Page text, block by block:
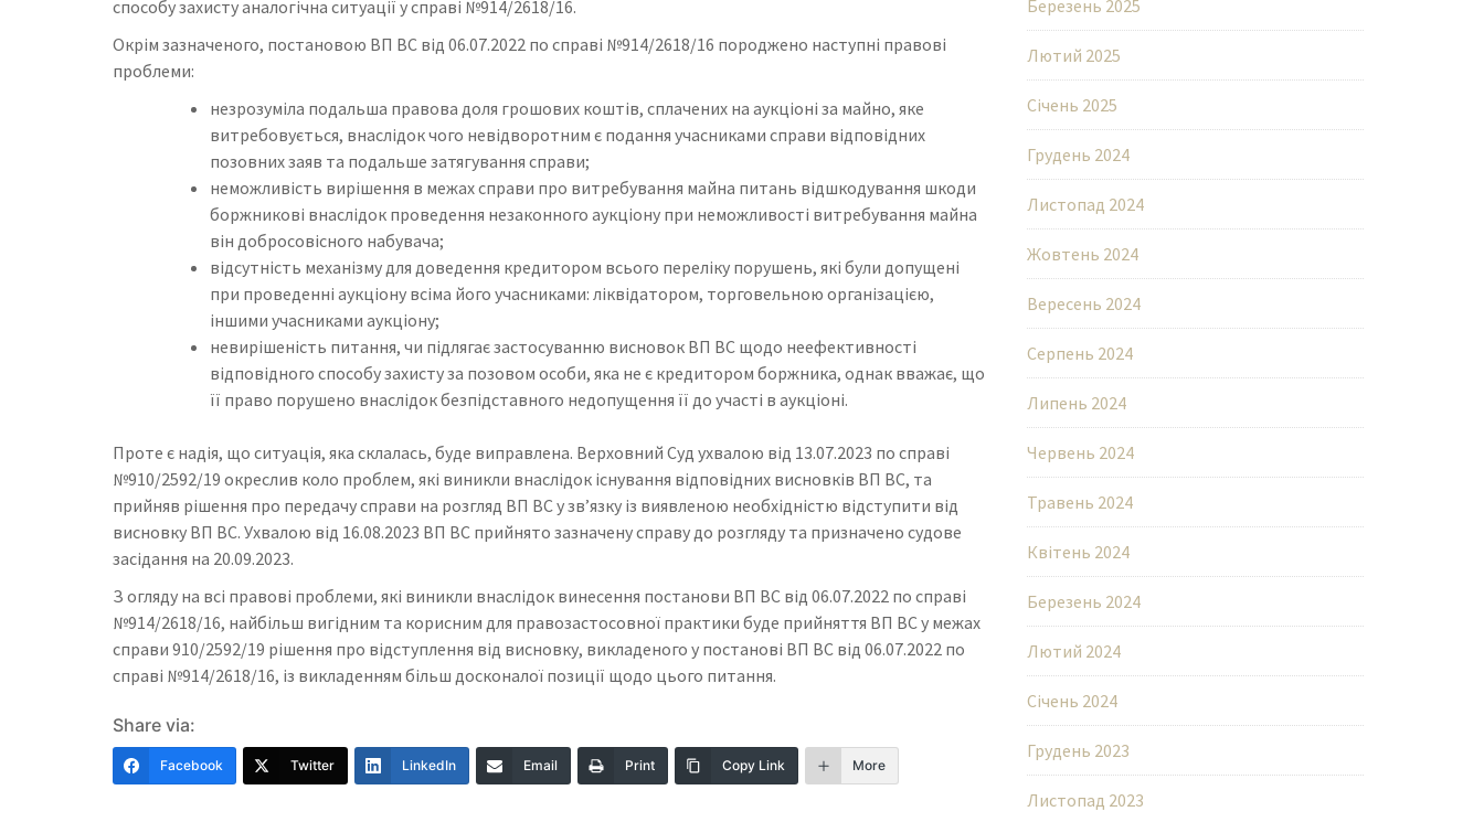
способу захисту аналогічна ситуації у справі №914/2618/16.
Окрім зазначеного, постановою ВП ВС від 06.07.2022 по справі №914/2618/16 породжено наступні правові
проблеми:
незрозуміла подальша правова доля грошових коштів, сплачених на аукціоні за майно, яке
витребовується, внаслідок чого невідворотним є подання учасниками справи відповідних
позовних заяв та подальше затягування справи;
неможливість вирішення в межах справи про витребування майна питань відшкодування шкоди
боржникові внаслідок проведення незаконного аукціону при неможливості витребування майна
він добросовісного набувача;
відсутність механізму для доведення кредитором всього переліку порушень, які були допущені
при проведенні аукціону всіма його учасниками: ліквідатором, торговельною організацією,
іншими учасниками аукціону;
невирішеність питання, чи підлягає застосуванню висновок ВП ВС щодо неефективності
відповідного способу захисту за позовом особи, яка не є кредитором боржника, однак вважає, що
її право порушено внаслідок безпідставного недопущення її до участі в аукціоні.
Проте є надія, що ситуація, яка склалась, буде виправлена. Верховний Суд ухвалою від 13.07.2023 по справі
№910/2592/19 окреслив коло проблем, які виникли внаслідок існування відповідних висновків ВП ВС, та
прийняв рішення про передачу справи на розгляд ВП ВС у зв’язку із виявленою необхідністю відступити від
висновку ВП ВС. Ухвалою від 16.08.2023 ВП ВС прийнято зазначену справу до розгляду та призначено судове
засідання на 20.09.2023.
З огляду на всі правові проблеми, які виникли внаслідок винесення постанови ВП ВС від 06.07.2022 по справі
№914/2618/16, найбільш вигідним та корисним для правозастосовної практики буде прийняття ВП ВС у межах
справи 910/2592/19 рішення про відступлення від висновку, викладеного у постанові ВП ВС від 06.07.2022 по
справі №914/2618/16, із викладенням більш досконалої позиції щодо цього питання.
Share via:
Facebook Twitter LinkedIn Email Print Copy Link More
Березень 2025
Лютий 2025
Січень 2025
Грудень 2024
Листопад 2024
Жовтень 2024
Вересень 2024
Серпень 2024
Липень 2024
Червень 2024
Травень 2024
Квітень 2024
Березень 2024
Лютий 2024
Січень 2024
Грудень 2023
Листопад 2023